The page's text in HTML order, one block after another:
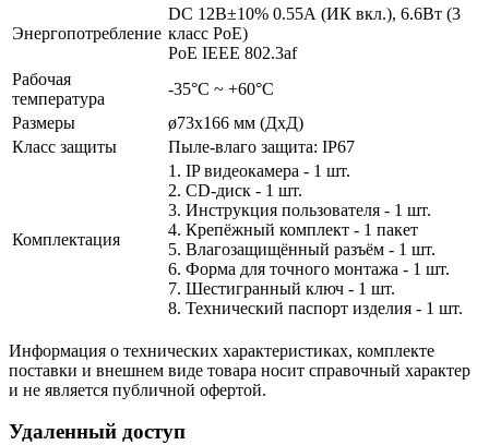
Энергопотребление
DC 12В±10% 0.55А (ИК вкл.), 6.6Вт (3
класс PoE)
PoE IEEE 802.3af
Рабочая
температура
-35°С ~ +60°С
Размеры
ø73x166 мм (ДxД)
Класс защиты
Пыле-влаго защита: IP67
Комплектация
1. IP видеокамера - 1 шт.
2. СD-диск - 1 шт.
3. Инструкция пользователя - 1 шт.
4. Крепёжный комплект - 1 пакет
5. Влагозащищённый разъём - 1 шт.
6. Форма для точного монтажа - 1 шт.
7. Шестигранный ключ - 1 шт.
8. Технический паспорт изделия - 1 шт.
Информация о технических характеристиках, комплекте
поставки и внешнем виде товара носит справочный характер
и не является публичной офертой.
Удаленный доступ